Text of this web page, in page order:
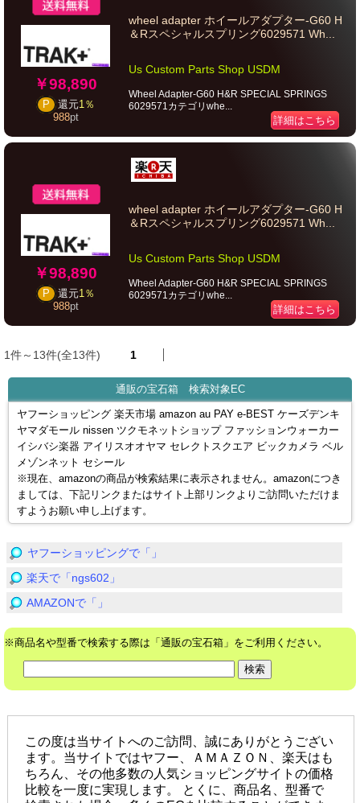
￥98,890
P 還元1％
988pt
wheel adapter ホイールアダプター-G60 H
＆Rスペシャルスプリング6029571 Wh...
Us Custom Parts Shop USDM
Wheel Adapter-G60 H&R SPECIAL SPRINGS
6029571カテゴリwhe...
詳細はこちら
￥98,890
P 還元1％
988pt
wheel adapter ホイールアダプター-G60 H
＆Rスペシャルスプリング6029571 Wh...
Us Custom Parts Shop USDM
Wheel Adapter-G60 H&R SPECIAL SPRINGS
6029571カテゴリwhe...
詳細はこちら
1件～13件(全13件) 1
通販の宝石箱 検索対象EC
ヤフーショッピング 楽天市場 amazon au PAY e-BEST ケーズデンキ
ヤマダモール nissen ツクモネットショップ ファッションウォーカー
イシバシ楽器 アイリスオオヤマ セレクトスクエア ビックカメラ ベル
メゾンネット セシール
※現在、amazonの商品が検索結果に表示されません。amazonにつき
ましては、下記リンクまたはサイト上部リンクよりご訪問いただけま
すようお願い申し上げます。
ヤフーショッピングで「」
楽天で「ngs602」
AMAZONで「」
※商品名や型番で検索する際は「通販の宝石箱」をご利用ください。
この度は当サイトへのご訪問、誠にありがとうござい
ます。当サイトではヤフー、ＡＭＡＺＯＮ、楽天はも
ちろん、その他多数の人気ショッピングサイトの価格
比較を一度に実現します。 とくに、商品名、型番で